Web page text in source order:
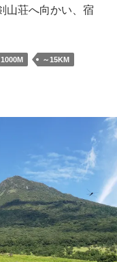
山荘へ向かい、宿
1000M
～15KM